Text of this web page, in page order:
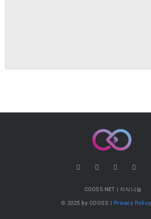
COOSS.NET | 지식나눔
© 2025 by COOSS | Privacy Policy